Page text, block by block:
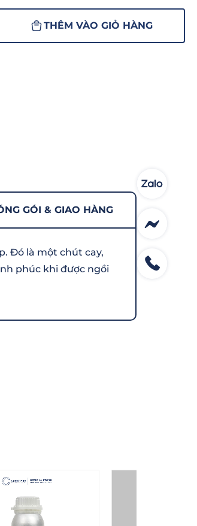
THÊM VÀO GIỎ HÀNG
GÓI & GIAO HÀNG
Đó là một chút cay,
phúc khi được ngồi